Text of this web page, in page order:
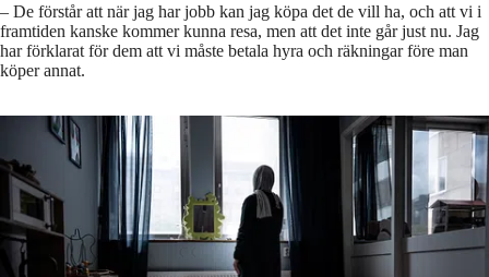
– De förstår att när jag har jobb kan jag köpa det de vill ha, och att vi i
framtiden kanske kommer kunna resa, men att det inte går just nu. Jag
har förklarat för dem att vi måste betala hyra och räkningar före man
köper annat.